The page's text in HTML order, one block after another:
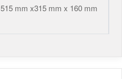
515 mm x315 mm x 160 mm